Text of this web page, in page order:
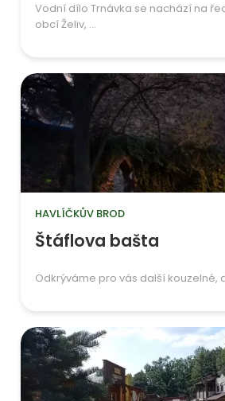
Vodní dílo Trnávka se nachází na
obcí Želiv, ...
HAVLÍČKŮV BROD
Štáflova bašta
Odkrýváme pro vás další kouzelné,